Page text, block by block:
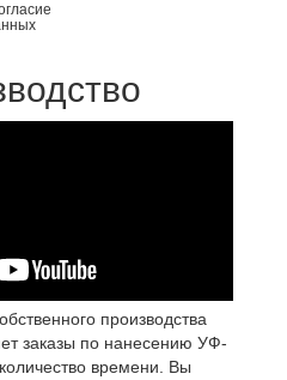
производства
заказы по нанесению УФ-
времени. Вы